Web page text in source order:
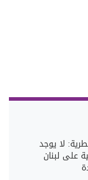
لا يوجد
على لبنان